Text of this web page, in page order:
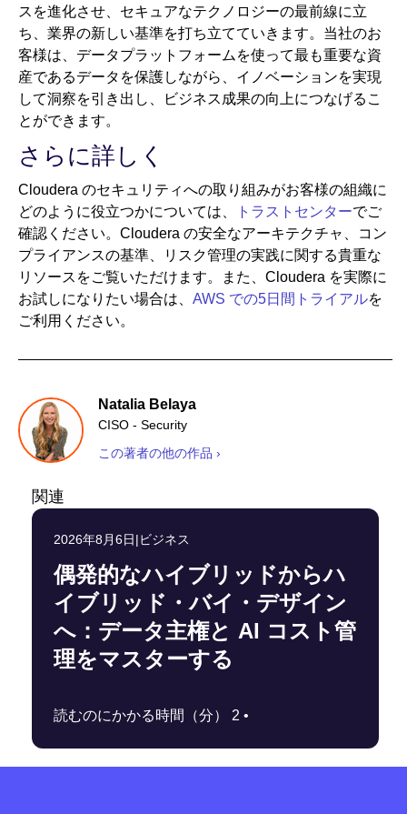
スを進化させ、セキュアなテクノロジーの最前線に立
ち、業界の新しい基準を打ち立てていきます。当社のお
客様は、データプラットフォームを使って最も重要な資
産であるデータを保護しながら、イノベーションを実現
して洞察を引き出し、ビジネス成果の向上につなげるこ
とができます。
さらに詳しく
Cloudera のセキュリティへの取り組みがお客様の組織に
どのように役立つかについては、
トラストセンターでご
確認ください。Cloudera の安全なアーキテクチャ、コン
プライアンスの基準、リスク管理の実践に関する貴重な
リソースをご覧いただけます。また、Cloudera を実際に
お試しになりたい場合は、 AWS での5日間トライアルを
ご利用ください。
Natalia Belaya
CISO - Security
この著者の他の作品 ›
関連
2026年8月6日|ビジネス
偶発的なハイブリッドからハ
イブリッド・バイ・デザイン
へ：データ主権と AI コスト管
理をマスターする
読むのにかかる時間（分） 2 •